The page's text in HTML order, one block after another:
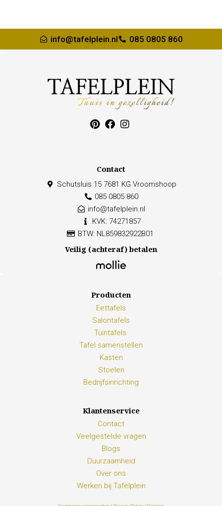
info@tafelplein.nl 085 0805 860
Contact
Schutsluis 15 7681 KG Vroomshoop
085 0805 860
info@tafelplein.nl
KVK: 74271857
BTW: NL859832922B01
Veilig (achteraf) betalen
Producten
Eettafels
Salontafels
Tuintafels
Tafel samenstellen
Kasten
Stoelen
Bedrijfsinrichting
Klantenservice
Contact
Veelgestelde vragen
Blogs
Duurzaamheid
Over ons
Werken bij Tafelplein